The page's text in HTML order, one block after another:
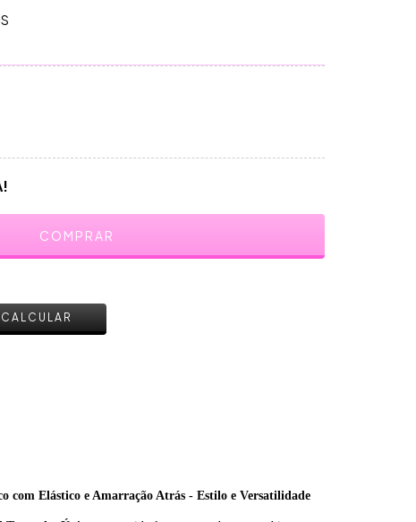
CALCULAR
com Elástico e Amarração Atrás - Estilo e Versatilidade